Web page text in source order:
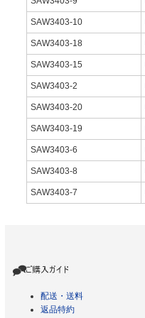
SAW3403-10
SAW3403-18
SAW3403-15
SAW3403-2
SAW3403-20
SAW3403-19
SAW3403-6
SAW3403-8
SAW3403-7
配送・送料
返品特約